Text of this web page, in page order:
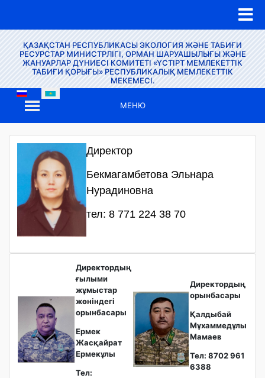
ҚАЗАҚСТАН РЕСПУБЛИКАСЫ ЭКОЛОГИЯ ЖӘНЕ ТАБИҒИ
РЕСУРСТАР МИНИСТРЛІГІ, ОРМАН ШАРУАШЫЛЫҒЫ ЖӘНЕ
ЖАНУАРЛАР ДҮНИЕСІ КОМИТЕТІ «ҮСТІРТ МЕМЛЕКЕТТІК
ТАБИҒИ ҚОРЫҒЫ» РЕСПУБЛИКАЛЫҚ МЕМЛЕКЕТТІК
МЕКЕМЕСІ.
МЕНЮ
Директор
Бекмагамбетова Эльнара
Нурадиновна
тел: 8 771 224 38 70
Директордың
ғылыми
жұмыстар
жөніндегі
орынбасары
Ермек
Жасқайрат
Ермекұлы
Тел:
Директордың
орынбасары
Қалдыбай
Мұхаммедұлы
Мамаев
Тел: 8702 961
6388